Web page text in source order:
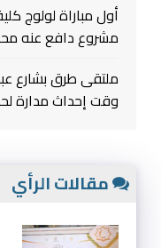
أول مباراة لولوج
مشروع دافع عنه
ملتقى طرق بشارع
وقت إحداث مدارة
مقالات الرأي